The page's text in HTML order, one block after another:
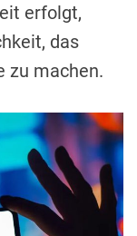
erfolgt,
das
zu machen.